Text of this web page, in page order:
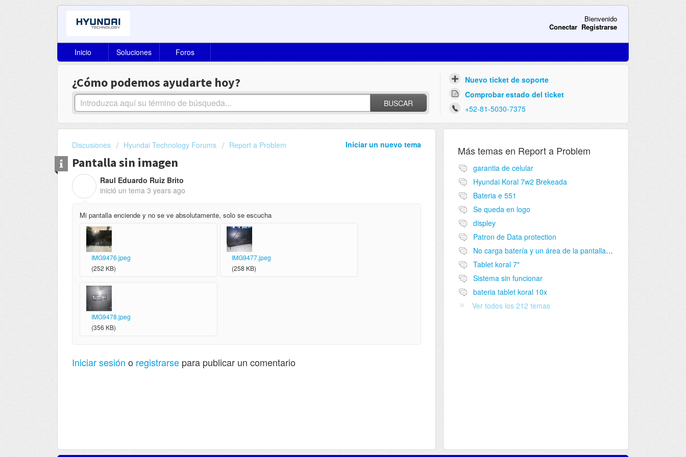
Bienvenido
Conectar Registrarse
Inicio Soluciones Foros
¿Cómo podemos ayudarte hoy?
BUSCAR
Nuevo ticket de soporte
Comprobar estado del ticket
+52-81-5030-7375
Iniciar un nuevo tema
Discusiones Hyundai Technology Forums Report a Problem
Pantalla sin imagen
Raul Eduardo Ruiz Brito
inició un tema 3 years ago
Mi pantalla enciende y no se ve absolutamente, solo se escucha
IMG9476.jpeg
(252 KB)
IMG9477.jpeg
(258 KB)
IMG9478.jpeg
(356 KB)
Iniciar sesión o registrarse para publicar un comentario
Más temas en Report a Problem
garantia de celular
Hyundai Koral 7w2 Brekeada
Bateria e 551
Se queda en logo
displey
Patron de Data protection
No carga batería y un área de la pantalla no funciona
Tablet koral 7"
Sistema sin funcionar
bateria tablet koral 10x
Ver todos los 212 temas